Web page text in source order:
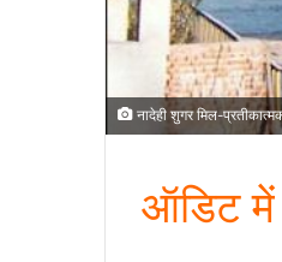
नादेही शुगर मिल-
ऑडिट में